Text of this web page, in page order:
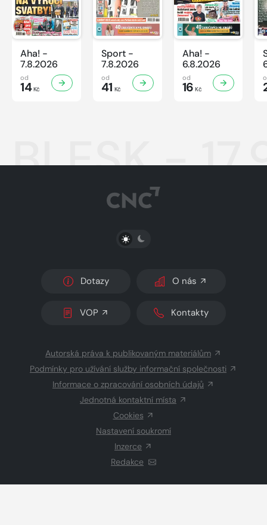
Aha! -
7.8.2026
od
14Kč
Sport -
7.8.2026
od
41 Kč
Aha! -
6.8.2026
od
16 Kč
BLESK -
PŘEPNOUT SVĚTLÝ/TMAVÝ REŽIM
Dotazy O nás
VOP Kontakty
Autorská práva k publikovaným materiálům
Podmínky pro užívání služby informační společnosti
Informace o zpracování osobních údajů
Jednotná kontaktní místa
Cookies
Nastavení soukromí
Inzerce
Redakce